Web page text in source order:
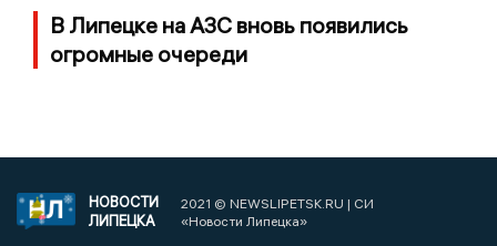
В Липецке на АЗС вновь появились
огромные очереди
НОВОСТИ
ЛИПЕЦКА
2021 © NEWSLIPETSK.RU | СИ
«Новости Липецка»